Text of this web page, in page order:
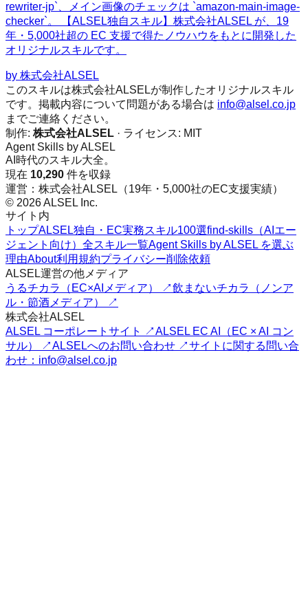
rewriter-jp`、メイン画像のチェックは `amazon-main-image-
checker`。 【ALSEL独自スキル】株式会社ALSEL が、19
年・5,000社超の EC 支援で得たノウハウをもとに開発した
オリジナルスキルです。
by 株式会社ALSEL
このスキルは株式会社ALSELが制作したオリジナルスキル
です。掲載内容について問題がある場合は info@alsel.co.jp
までご連絡ください。
制作: 株式会社ALSEL · ライセンス: MIT
Agent Skills by ALSEL
AI時代のスキル大全。
現在 10,290 件を収録
運営：株式会社ALSEL（19年・5,000社のEC支援実績）
© 2026 ALSEL Inc.
サイト内
トップALSEL独自・EC実務スキル100選find-skills（AIエー
ジェント向け） 全スキル一覧Agent Skills by ALSEL を選ぶ
理由About利用規約プライバシー削除依頼
ALSEL運営の他メディア
うるチカラ（EC×AIメディア） ↗飲まないチカラ（ノンア
ル・節酒メディア） ↗
株式会社ALSEL
ALSEL コーポレートサイト ↗ALSEL EC AI（EC × AI コン
サル） ↗ALSELへのお問い合わせ ↗サイトに関する問い合
わせ：info@alsel.co.jp